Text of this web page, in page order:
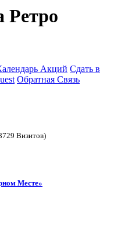
Ретро
Акций Сдать в
Обратная Связь
Визитов)
Месте»